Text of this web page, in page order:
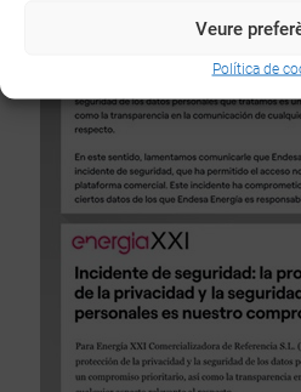
Veure
Política de